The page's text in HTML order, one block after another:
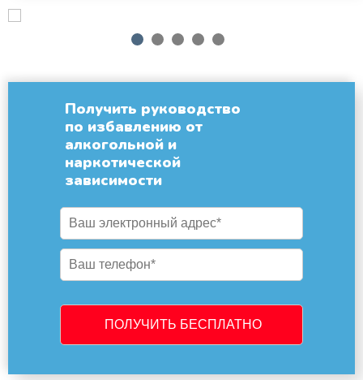
1 2 3 4 5
Получить руководство
по избавлению от
алкогольной и
наркотической
зависимости